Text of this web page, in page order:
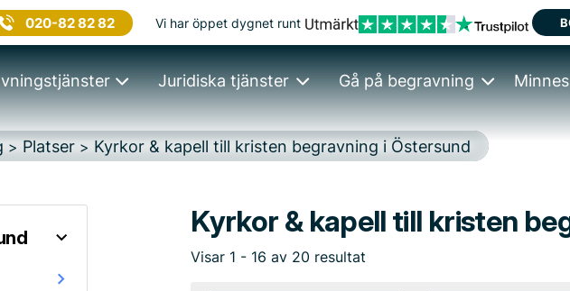
020-82 82 82 Vi har öppet dygnet runt
Juridiska tjänster Gå på begravning
> Platser > Kyrkor & kapell till kristen begravning i Östersund
Kyrkor & kapell till kristen
Visar 1 - 16 av 20 resultat